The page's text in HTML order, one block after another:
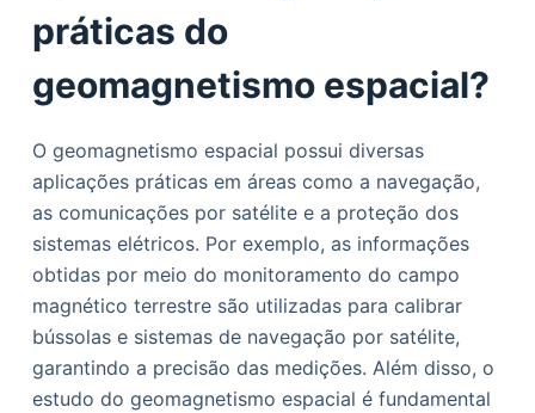
práticas do
geomagnetismo espacial?
O geomagnetismo espacial possui diversas
aplicações práticas em áreas como a navegação,
as comunicações por satélite e a proteção dos
sistemas elétricos. Por exemplo, as informações
obtidas por meio do monitoramento do campo
magnético terrestre são utilizadas para calibrar
bússolas e sistemas de navegação por satélite,
garantindo a precisão das medições. Além disso, o
estudo do geomagnetismo espacial é fundamental